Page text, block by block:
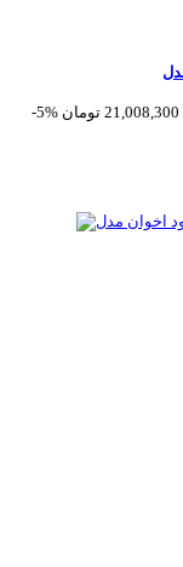
-5%
21,008,300 تومان